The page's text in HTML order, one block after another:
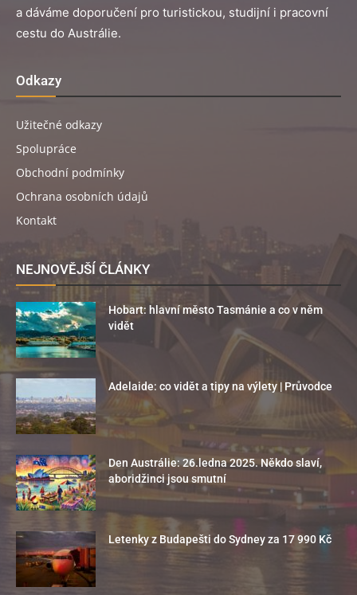
a dáváme doporučení pro turistickou, studijní i pracovní
cestu do Austrálie.
Odkazy
Užitečné odkazy
Spolupráce
Obchodní podmínky
Ochrana osobních údajů
Kontakt
NEJNOVĚJŠÍ ČLÁNKY
Hobart: hlavní město Tasmánie a co v něm
vidět
Adelaide: co vidět a tipy na výlety | Průvodce
Den Austrálie: 26.ledna 2025. Někdo slaví,
aboridžinci jsou smutní
Letenky z Budapešti do Sydney za 17 990 Kč